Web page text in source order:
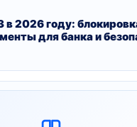
в 2026 году:
для банка и